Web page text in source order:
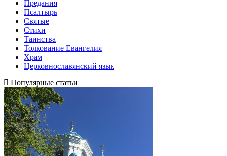
Предания
Псалтырь
Святые
Стихи
Таинства
Толкование Евангелия
Храм
Церковнославянский язык
Популярные статьи